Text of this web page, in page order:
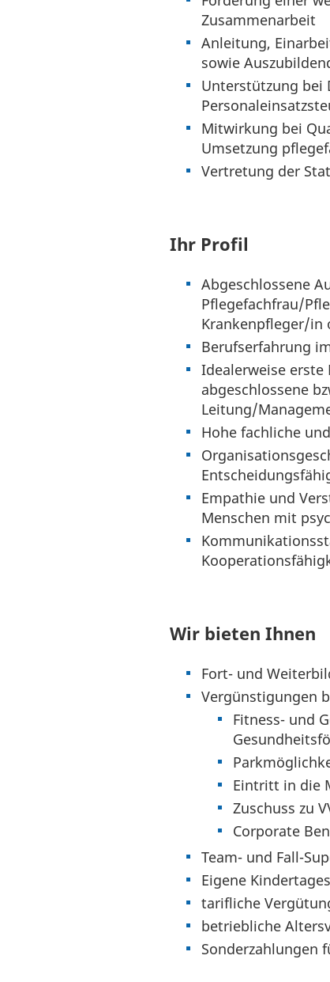
Zusammenarbeit
Anleitung,
sowie
Unterstützung bei
Mitwirkung bei
Umsetzung
Vertretung der
Ihr Profil
Abgeschlossene
Pflegefachfrau/
Krankenpfleger/
Berufserfahrung
Idealerweise
abgeschlossene
Leitung/
Hohe fachliche
Empathie und
Menschen mit
Wir bieten Ihnen
Fort- und
Vergünstigungen
Fitness- und
Eintritt in die
Zuschuss zu
Corporate
Team- und Fall-
Eigene
tarifliche
betriebliche
Sonderzahlungen